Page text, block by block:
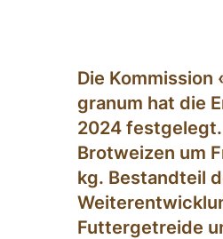
Die
granum hat die
2024
Brotweizen um
kg. Bestandteil
Futtergetreide